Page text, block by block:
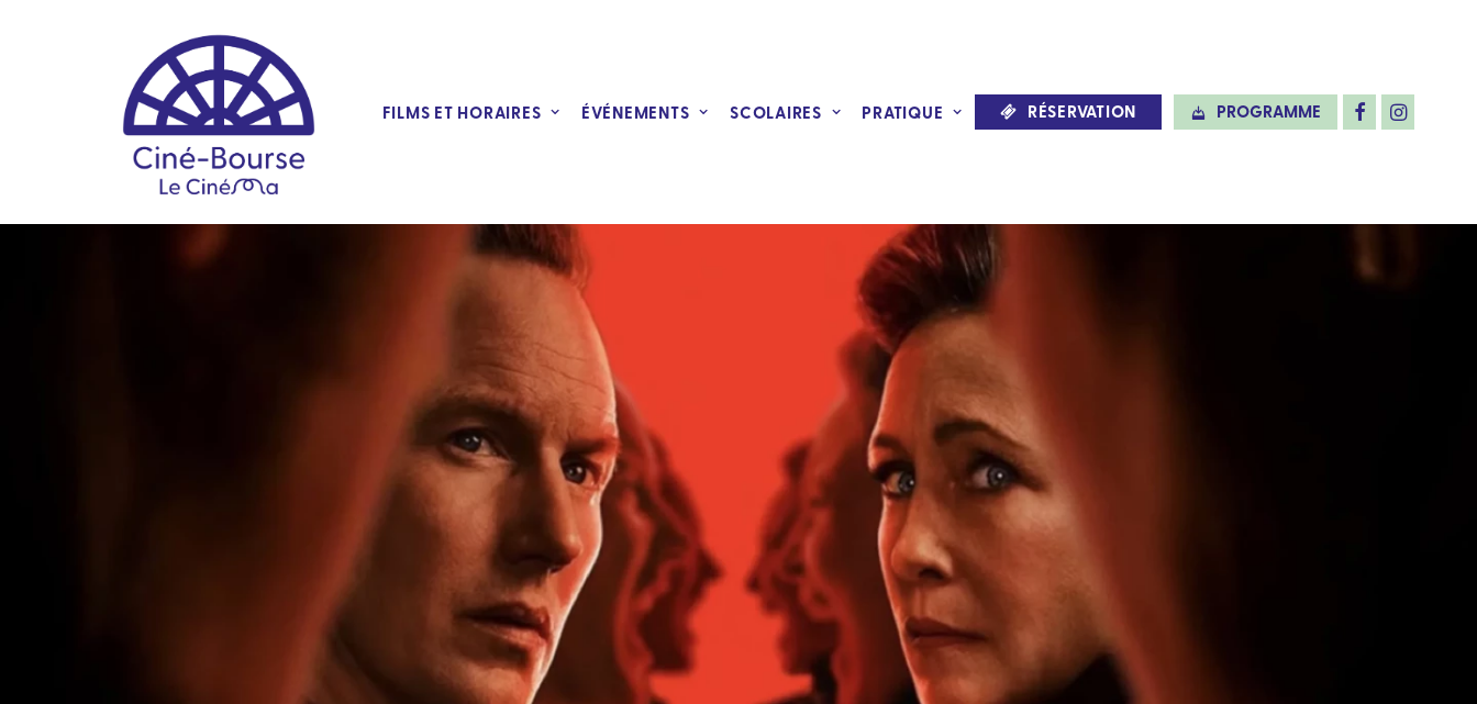
FILMS ET HORAIRES ÉVÉNEMENTS SCOLAIRES PRATIQUE RÉSERVATION PROGRAMME